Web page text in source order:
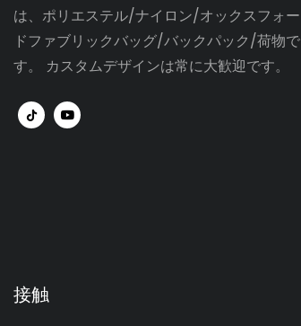
は、ポリエステル/ナイロン/オックスフォー
ドファブリックバッグ/バックパック/荷物で
す。 カスタムデザインは常に大歓迎です。
接触